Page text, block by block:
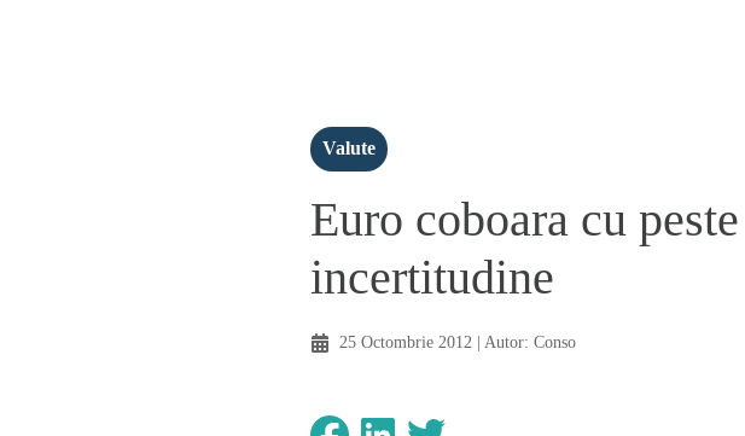
Valute
Euro coboara cu
incertitudine
25 Octombrie 2012 | Autor: Conso